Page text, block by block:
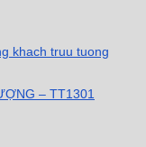
– TT1301